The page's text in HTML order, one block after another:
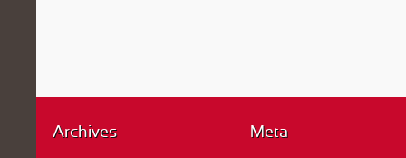
Archives Meta